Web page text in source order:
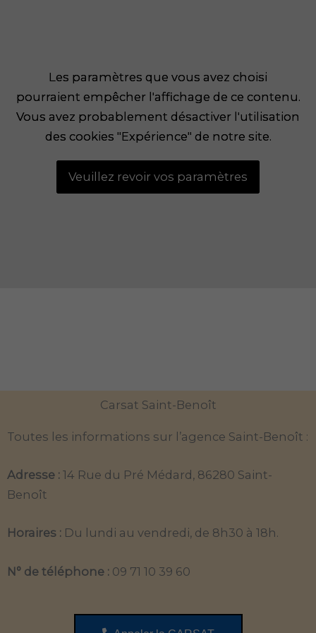
Les paramètres que vous avez choisi
pourraient empêcher l'affichage de ce contenu.
Vous avez probablement désactiver l'utilisation
des cookies "Expérience" de notre site.
Veuillez revoir vos paramètres
Les paramètres que vous avez choisi
pourraient empêcher l'affichage de ce contenu.
Vous avez probablement désactiver l'utilisation
des cookies "Expérience" de notre site.
Veuillez revoir vos paramètres
Carsat Saint-Benoît
Toutes les informations sur l’agence Saint-Benoît :
Adresse : 14 Rue du Pré Médard, 86280 Saint-
Benoît
Horaires : Du lundi au vendredi, de 8h30 à 18h.
N° de téléphone : 09 71 10 39 60